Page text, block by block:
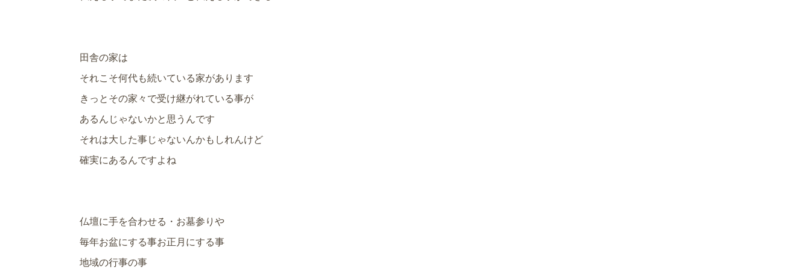
田舎の家は
それこそ何代も続いている家があります
きっとその家々で受け継がれている事が
あるんじゃないかと思うんです
それは大した事じゃないんかもしれんけど
確実にあるんですよね
仏壇に手を合わせる・お墓参りや
毎年お盆にする事お正月にする事
地域の行事の事